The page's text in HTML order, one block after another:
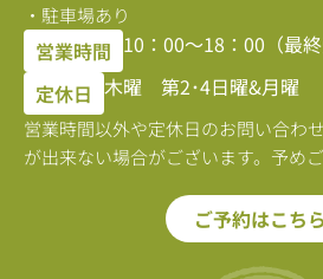
・駐車場あり
営業時間 10：00〜18：00（最終
定休日 木曜 第2･4日曜&月曜
営業時間以外や定休日のお問い合わ
が出来ない場合がございます。予めご
ご予約はこちら